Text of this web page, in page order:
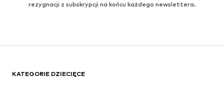
rezygnacji z subskrypcji na końcu każdego newslettera.
KATEGORIE DZIECIĘCE